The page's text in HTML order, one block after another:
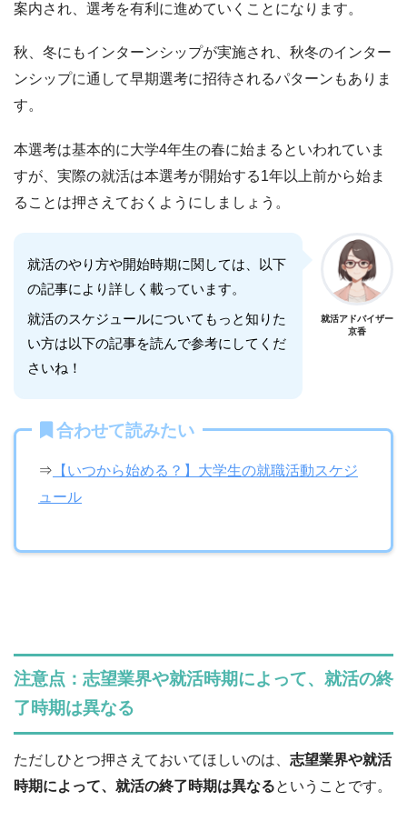
案内され、選考を有利に進めていくことになります。
秋、冬にもインターンシップが実施され、秋冬のインター
ンシップに通して早期選考に招待されるパターンもありま
す。
本選考は基本的に大学4年生の春に始まるといわれていま
すが、実際の就活は本選考が開始する1年以上前から始ま
ることは押さえておくようにしましょう。
就活のやり方や開始時期に関しては、以下
の記事により詳しく載っています。
就活のスケジュールについてもっと知りた
い方は以下の記事を読んで参考にしてくだ
さいね！
就活アドバイザー
京香
合わせて読みたい
⇒ 【いつから始める？】大学生の就職活動スケジ
ュール
注意点：志望業界や就活時期によって、就活の終
了時期は異なる
ただしひとつ押さえておいてほしいのは、 志望業界や就活
時期によって、就活の終了時期は異なるということです。